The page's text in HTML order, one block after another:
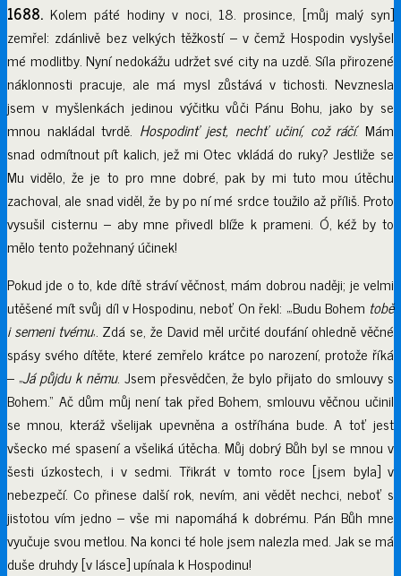
1688. Kolem páté hodiny v noci, 18. prosince, [můj malý syn]
zemřel: zdánlivě bez velkých těžkostí – v čemž Hospodin vyslyšel
mé modlitby. Nyní nedokážu udržet své city na uzdě. Síla přirozené
náklonnosti pracuje, ale má mysl zůstává v tichosti. Nevznesla
jsem v myšlenkách jedinou výčitku vůči Pánu Bohu, jako by se
mnou nakládal tvrdě. Hospodinť jest, nechť učiní, což ráčí. Mám
snad odmítnout pít kalich, jež mi Otec vkládá do ruky? Jestliže se
Mu vidělo, že je to pro mne dobré, pak by mi tuto mou útěchu
zachoval, ale snad viděl, že by po ní mé srdce toužilo až příliš. Proto
vysušil cisternu – aby mne přivedl blíže k prameni. Ó, kéž by to
mělo tento požehnaný účinek!
Pokud jde o to, kde dítě stráví věčnost, mám dobrou naději; je velmi
utěšené mít svůj díl v Hospodinu, neboť On řekl: „‚Budu Bohem tobě
i semeni tvému‚. Zdá se, že David měl určité doufání ohledně věčné
spásy svého dítěte, které zemřelo krátce po narození, protože říká
– „Já půjdu k němu. Jsem přesvědčen, že bylo přijato do smlouvy s
Bohem.“ Ač dům můj není tak před Bohem, smlouvu věčnou učinil
se mnou, kteráž všelijak upevněna a ostříhána bude. A toť jest
všecko mé spasení a všeliká útěcha. Můj dobrý Bůh byl se mnou v
šesti úzkostech, i v sedmi. Třikrát v tomto roce [jsem byla] v
nebezpečí. Co přinese další rok, nevím, ani vědět nechci, neboť s
jistotou vím jedno – vše mi napomáhá k dobrému. Pán Bůh mne
vyučuje svou metlou. Na konci té hole jsem nalezla med. Jak se má
duše druhdy [v lásce] upínala k Hospodinu!